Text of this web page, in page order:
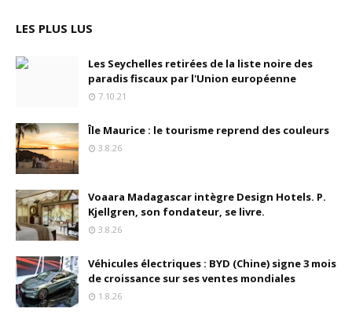
LES PLUS LUS
Les Seychelles retirées de la liste noire des
paradis fiscaux par l'Union européenne
7.10.21
Île Maurice : le tourisme reprend des couleurs
3.8.26
Voaara Madagascar intègre Design Hotels. P.
Kjellgren, son fondateur, se livre.
3.8.26
Véhicules électriques : BYD (Chine) signe 3 mois
de croissance sur ses ventes mondiales
1.8.26